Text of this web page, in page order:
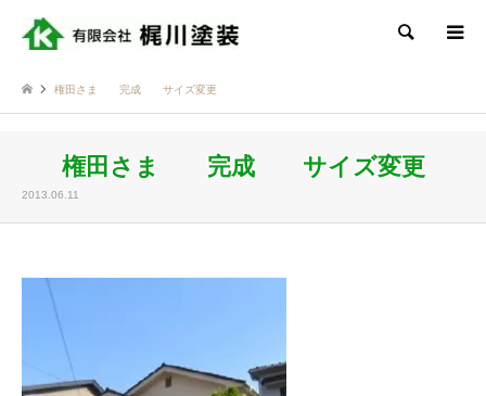
検索
権田さま 完成 サイズ変更
権田さま 完成 サイズ変更
2013.06.11